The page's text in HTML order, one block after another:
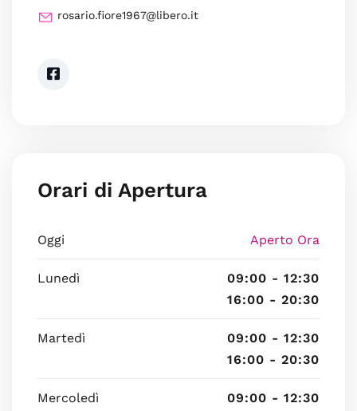
rosario.fiore1967@libero.it
Orari di Apertura
Oggi Aperto Ora
Lunedì
09:00 - 12:30
16:00 - 20:30
Martedì
09:00 - 12:30
16:00 - 20:30
Mercoledì
09:00 - 12:30